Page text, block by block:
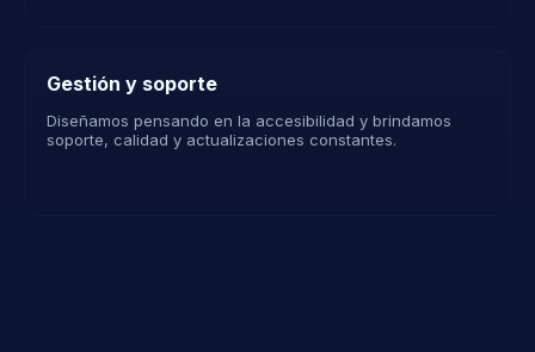
Gestión y soporte
Diseñamos pensando en la accesibilidad y brindamos
soporte, calidad y actualizaciones constantes.